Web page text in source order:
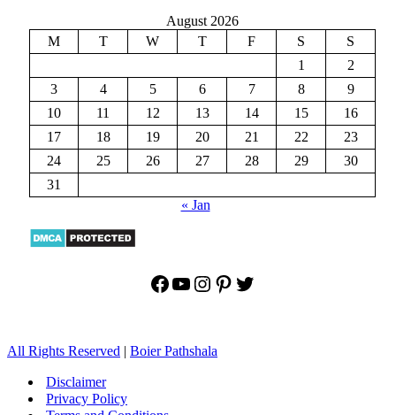
August 2026
M
T W T F S
S
1
2
3
4 5 6 7 8
9
10
11 12 13 14 15
16
17
18 19 20 21 22
23
24
25 26 27 28 29
30
31
« Jan
Facebook
YouTube
Instagram
Pinterest
Twitter
All Rights Reserved | Boier Pathshala
Disclaimer
Privacy Policy